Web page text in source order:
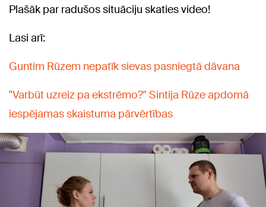
Plašāk par radušos situāciju skaties video!
Lasi arī:
Guntim Rūzem nepatīk sievas pasniegtā dāvana
"Varbūt uzreiz pa ekstrēmo?" Sintija Rūze apdomā
iespējamas skaistuma pārvērtības